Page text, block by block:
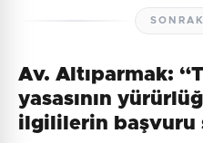
Av. Altıparmak:
yasasının
ilgililerin başvuru